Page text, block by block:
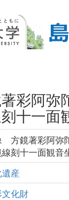
彩阿弥
十一面
方鏡著彩阿弥
刻十一面観音
産
化財